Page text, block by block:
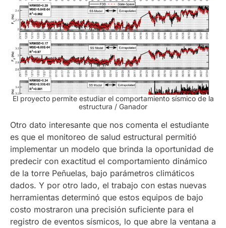
El proyecto permite estudiar el comportamiento sísmico de la
estructura / Ganador
Otro dato interesante que nos comenta el estudiante
es que el monitoreo de salud estructural permitió
implementar un modelo que brinda la oportunidad de
predecir con exactitud el comportamiento dinámico
de la torre Peñuelas, bajo parámetros climáticos
dados. Y por otro lado, el trabajo con estas nuevas
herramientas determinó que estos equipos de bajo
costo mostraron una precisión suficiente para el
registro de eventos sísmicos, lo que abre la ventana a